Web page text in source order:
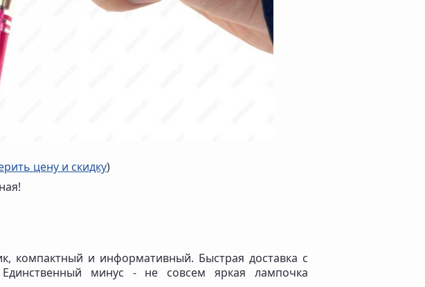
цену и скидку)
компактный и информативный. Быстрая доставка с
минус - не совсем яркая лампочка